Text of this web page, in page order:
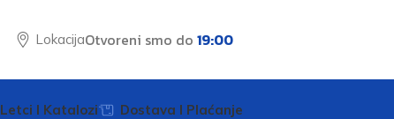
LokacijaOtvoreni smo do 19:00
Letci I Katalozi Dostava I Plaćanje